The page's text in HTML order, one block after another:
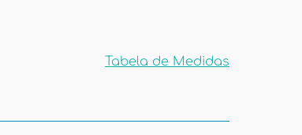
Tabela de Medidas
Medidas